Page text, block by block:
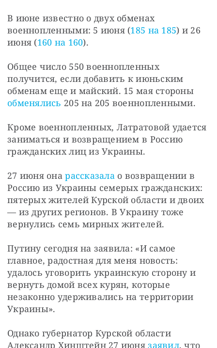
В июне известно о двух обменах
военнопленными: 5 июня (185 на 185) и 26
июня (160 на 160).
Общее число 550 военнопленных
получится, если добавить к июньским
обменялись 205 на 205 военнопленными.
Кроме военнопленных, Латратовой удается
заниматься и возвращением в Россию
гражданских лиц из Украины.
27 июня она рассказала о возвращении в
Россию из Украины семерых гражданских:
пятерых жителей Курской области и двоих
— из других регионов. В Украину тоже
вернулись семь мирных жителей.
Путину сегодня на заявила: «И самое
главное, радостная для меня новость:
удалось уговорить украинскую сторону и
вернуть домой всех курян, которые
незаконно удерживались на территории
Украины».
Однако губернатор Курской области
Александр Хинштейн 27 июня заявил, что